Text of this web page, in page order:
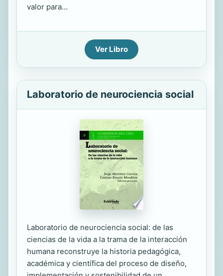
valor para...
Ver Libro
Laboratorio de neurociencia social
Laboratorio de neurociencia social: de las
ciencias de la vida a la trama de la interacción
humana reconstruye la historia pedagógica,
académica y científica del proceso de diseño,